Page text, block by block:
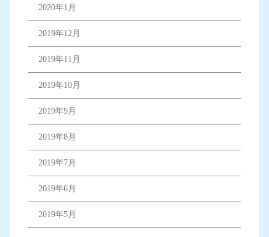
2020年1月
2019年12月
2019年11月
2019年10月
2019年9月
2019年8月
2019年7月
2019年6月
2019年5月